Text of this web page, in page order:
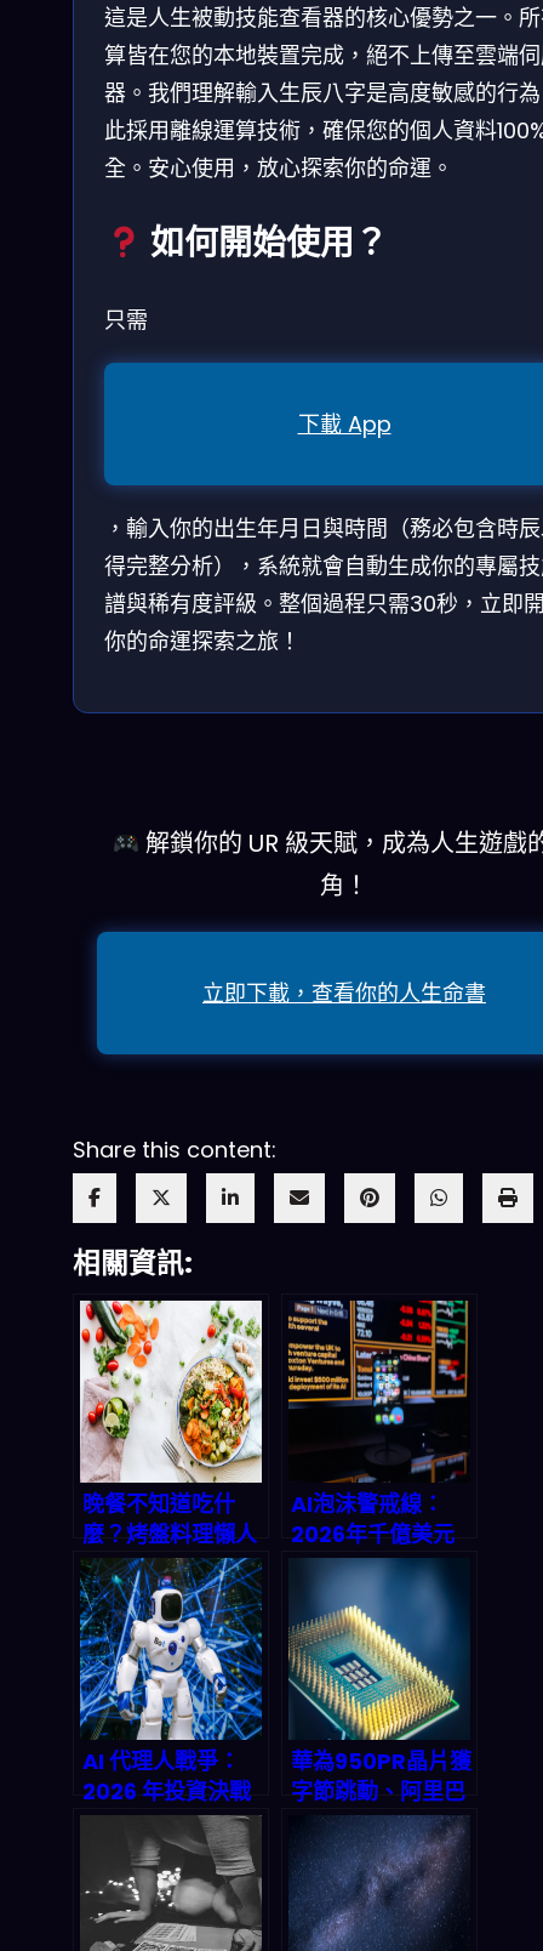
這是人生被動技能查看器的核心優勢之一。
算皆在您的本地裝置完成，絕不上傳至雲端
器。我們理解輸入生辰八字是高度敏感的行
此採用離線運算技術，確保您的個人資料
全。安心使用，放心探索你的命運。
如何開始使用？
只需
下載 App
，輸入你的出生年月日與時間（務必包含時
得完整分析），系統就會自動生成你的專屬
譜與稀有度評級。整個過程只需30秒，立即
你的命運探索之旅！
解鎖你的 UR 級天賦，成為人生遊戲
角！
立即下載，查看你的人生命書
Share this content:
相關資訊:
晚餐不知道吃什
麼？烤盤料理懶人
包！一鍵生成完美
三餸一湯，拯救選
擇困難症
AI泡沫警戒線：
2026年千億美元
豪賭背後的三大崩
盤指標與求生指南
AI 代理人戰爭：
2026 年投資決戰
年，三大巨頭爭霸
戰全景解析
華為950PR晶片獲
字節跳動、阿里巴
巴大單：中國AI晶
片自主化的轉折點
來了嗎？